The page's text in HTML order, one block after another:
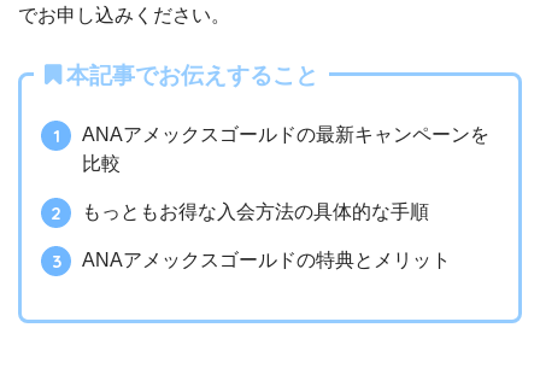
でお申し込みください。
本記事でお伝えすること
ANAアメックスゴールドの最新キャンペーンを
比較
もっともお得な入会方法の具体的な手順
ANAアメックスゴールドの特典とメリット